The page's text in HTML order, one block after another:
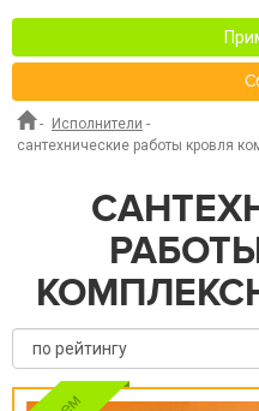
- Исполнители -
сантехнические работы кровля